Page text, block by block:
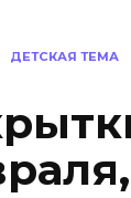
ДЕТСКАЯ ТЕМА